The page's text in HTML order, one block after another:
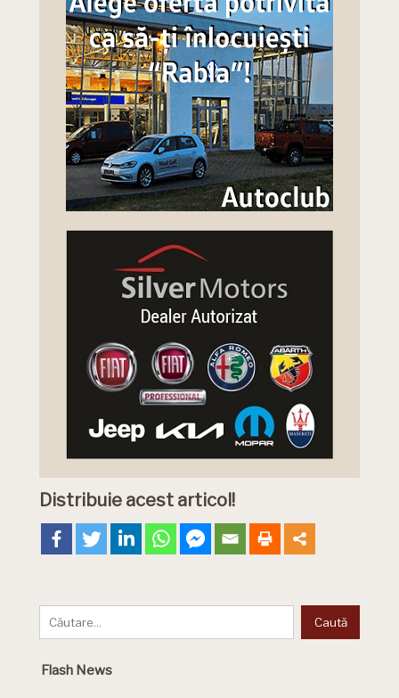
Distribuie acest articol!
Flash News